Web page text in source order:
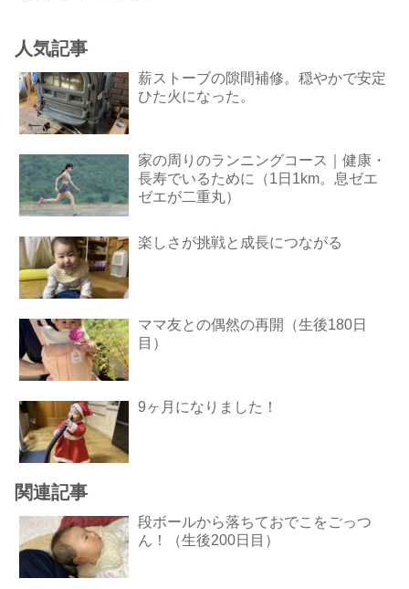
人気記事
薪ストーブの隙間補修。穏やかで安定
ひた火になった。
家の周りのランニングコース｜健康・
長寿でいるために（1日1km。息ゼエ
ゼエが二重丸）
楽しさが挑戦と成長につながる
ママ友との偶然の再開（生後180日
目）
9ヶ月になりました！
関連記事
段ボールから落ちておでこをごっつ
ん！（生後200日目）